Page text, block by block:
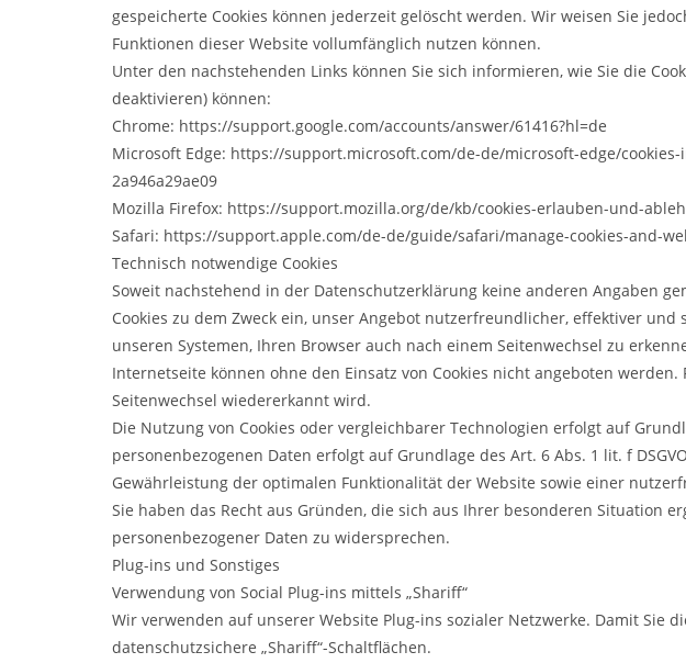
gespeicherte Cookies können jederzeit gelöscht werden. Wir weisen Sie
Funktionen dieser Website vollumfänglich nutzen können.
Unter den nachstehenden Links können Sie sich informieren, wie Sie die
deaktivieren) können:
Chrome: https://support.google.com/accounts/answer/61416?hl=de
Microsoft Edge: https://support.microsoft.com/de-de/microsoft-edge/
2a946a29ae09
Mozilla Firefox: https://support.mozilla.org/de/kb/cookies-erlauben-und-
Safari: https://support.apple.com/de-de/guide/safari/manage-cookies-and-
Technisch notwendige Cookies
Soweit nachstehend in der Datenschutzerklärung keine anderen Angaben
Cookies zu dem Zweck ein, unser Angebot nutzerfreundlicher, effektiver
unseren Systemen, Ihren Browser auch nach einem Seitenwechsel zu
Internetseite können ohne den Einsatz von Cookies nicht angeboten
Seitenwechsel wiedererkannt wird.
Die Nutzung von Cookies oder vergleichbarer Technologien erfolgt auf
personenbezogenen Daten erfolgt auf Grundlage des Art. 6 Abs. 1 lit. f
Gewährleistung der optimalen Funktionalität der Website sowie einer
Sie haben das Recht aus Gründen, die sich aus Ihrer besonderen Situation
personenbezogener Daten zu widersprechen.
Plug-ins und Sonstiges
Verwendung von Social Plug-ins mittels „Shariff“
Wir verwenden auf unserer Website Plug-ins sozialer Netzwerke. Damit Sie
datenschutzsichere „Shariff“-Schaltflächen.